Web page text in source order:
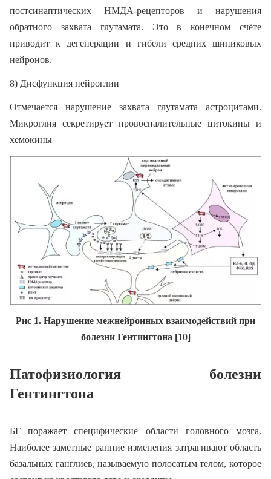
постсинаптических НМДА-рецепторов и нарушения
обратного захвата глутамата. Это в конечном счёте
приводит к дегенерации и гибели средних шипиковых
нейронов.
8) Дисфункция нейроглии
Отмечается нарушение захвата глутамата астроцитами.
Микроглия секретирует провоспалительные цитокины и
хемокины
Рис 1. Нарушение межнейронных взаимодействий при
болезни Гентингтона [10]
Патофизиология болезни
Гентингтона
БГ поражает специфические области головного мозга.
Наиболее заметные ранние изменения затрагивают область
базальных ганглиев, называемую полосатым телом, которое